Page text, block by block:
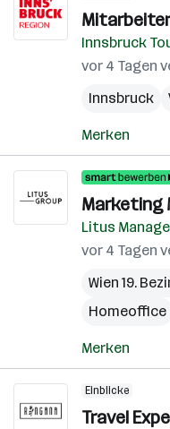
Innsbruck
vor 4 Tagen
Innsbruck
Merken
Marketing
Litus
vor 4 Tagen
Wien 19.
Homeoffice
Merken
Einblicke
Travel